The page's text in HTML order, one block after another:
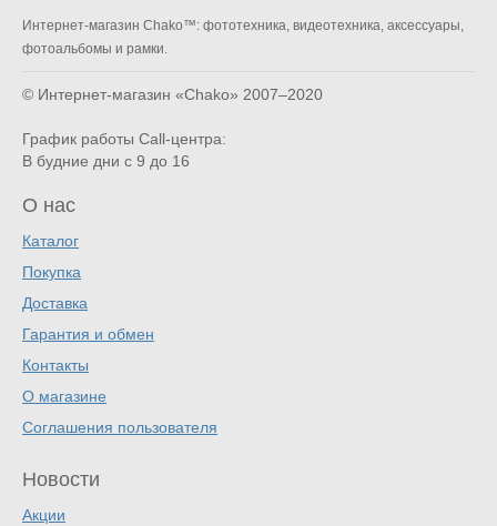
Интернет-магазин Chako™: фототехника, видеотехника, аксессуары,
фотоальбомы и рамки.
© Интернет-магазин «Chako» 2007–2020
График работы Call-центра:
В будние дни с 9 до 16
О нас
Каталог
Покупка
Доставка
Гарантия и обмен
Контакты
О магазине
Соглашения пользователя
Новости
Акции